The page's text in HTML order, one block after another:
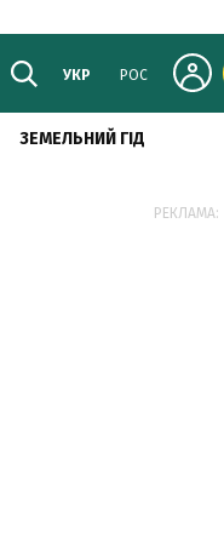
УКР РОС
ЗЕМЕЛЬНИЙ ГІД
РЕКЛАМА: